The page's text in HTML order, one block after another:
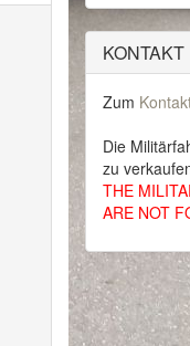
KONTAKT
Zum
Die
zu
THE
ARE NOT